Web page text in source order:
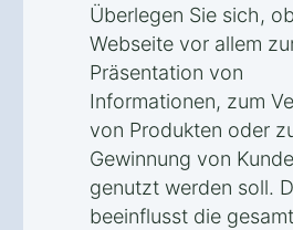
Überlegen Sie sich,
Webseite vor allem
Präsentation von
Informationen, zum
von Produkten oder
Gewinnung von
genutzt werden soll.
beeinflusst die